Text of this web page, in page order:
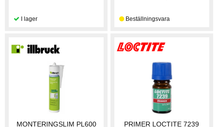
MONTERINGSLIM PL600
PRIMER LOCTITE 7239